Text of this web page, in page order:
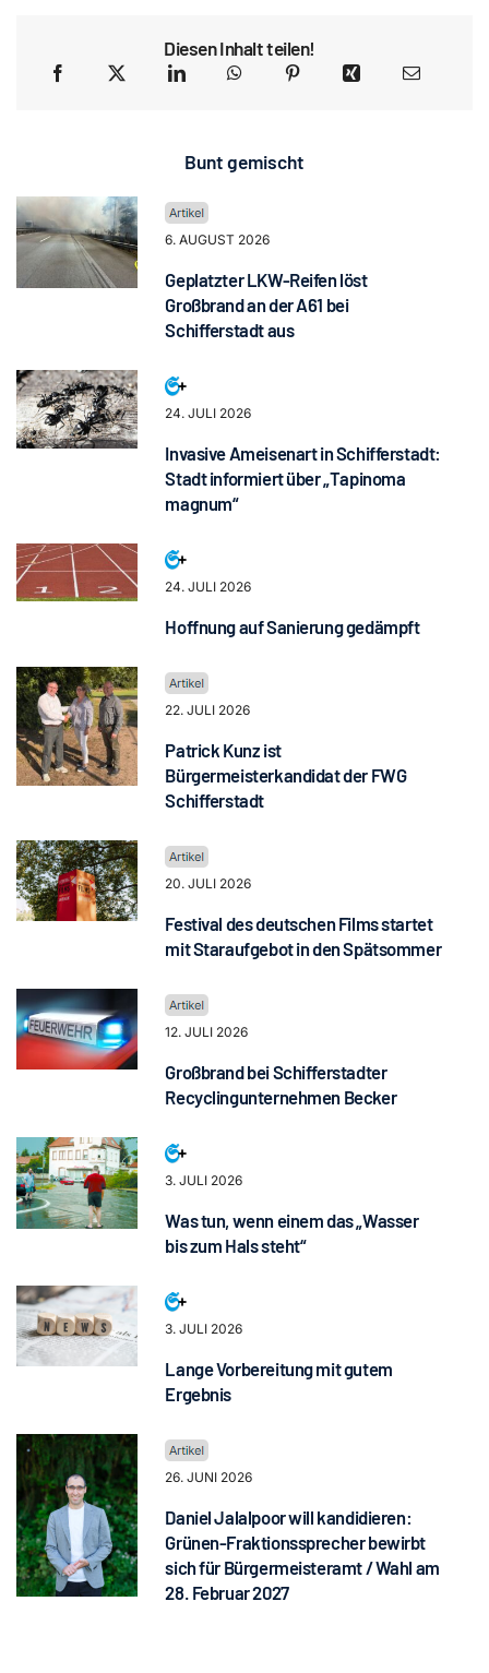
Diesen Inhalt teilen!
Bunt gemischt
6. AUGUST 2026
Geplatzter LKW-Reifen löst
Großbrand an der A61 bei
Schifferstadt aus
24. JULI 2026
Invasive Ameisenart in Schifferstadt:
Stadt informiert über „Tapinoma
magnum“
24. JULI 2026
Hoffnung auf Sanierung gedämpft
22. JULI 2026
Patrick Kunz ist
Bürgermeisterkandidat der FWG
Schifferstadt
20. JULI 2026
Festival des deutschen Films startet
mit Staraufgebot in den Spätsommer
12. JULI 2026
Großbrand bei Schifferstadter
Recyclingunternehmen Becker
3. JULI 2026
Was tun, wenn einem das „Wasser
bis zum Hals steht“
3. JULI 2026
Lange Vorbereitung mit gutem
Ergebnis
26. JUNI 2026
Daniel Jalalpoor will kandidieren:
Grünen-Fraktionssprecher bewirbt
sich für Bürgermeisteramt / Wahl am
28. Februar 2027